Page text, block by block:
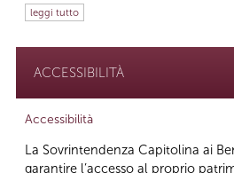
leggi tutto
ACCESSIBILITÀ
Accessibilità
La Sovrintendenza Capitolina ai
garantire l’accesso al proprio